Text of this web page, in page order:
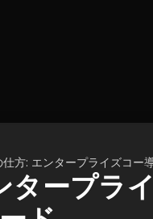
方: エンタープライズコー
タープラ